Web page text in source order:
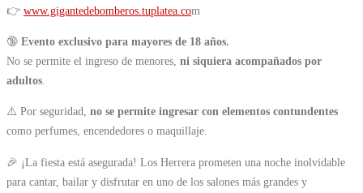
👉 www.gigantedebomberos.tuplatea.com
🔞 Evento exclusivo para mayores de 18 años.
No se permite el ingreso de menores, ni siquiera acompañados por
adultos
⚠️ Por seguridad, no se permite ingresar con elementos contundentes
como perfumes, encendedores o maquillaje.
🎉 ¡La fiesta está asegurada! Los Herrera prometen una noche inolvidable
para cantar, bailar y disfrutar en uno de los salones más grandes y